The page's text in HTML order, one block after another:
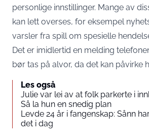
personlige innstillinger. Mange av
kan lett overses, for eksempel
varsler fra spill om spesielle
Det er imidlertid en melding
bør tas på alvor, da det kan påvirke
Les også
Julie var lei av at folk parkerte i
Så la hun en snedig plan
Levde 24 år i fangenskap: Sånn
det i dag